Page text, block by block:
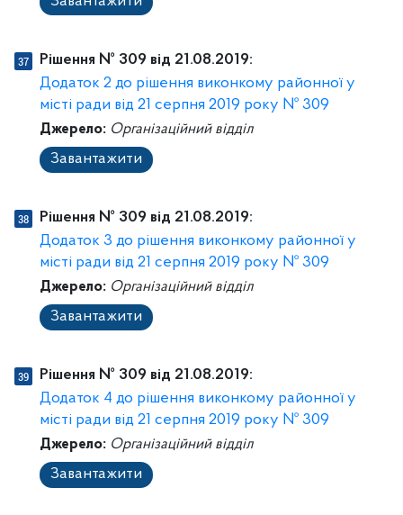
Рішення № 309 від 21.08.2019:
Додаток 2 до рішення виконкому районної у
місті ради від 21 серпня 2019 року № 309
Джерело: Організаційний відділ
Завантажити
Рішення № 309 від 21.08.2019:
Додаток 3 до рішення виконкому районної у
місті ради від 21 серпня 2019 року № 309
Джерело: Організаційний відділ
Завантажити
Рішення № 309 від 21.08.2019:
Додаток 4 до рішення виконкому районної у
місті ради від 21 серпня 2019 року № 309
Джерело: Організаційний відділ
Завантажити